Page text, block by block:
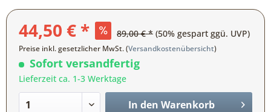
44,50 € * 89,00 € * (50% gespart ggü. UVP)
Preise inkl. gesetzlicher MwSt. (Versandkostenübersicht)
Sofort versandfertig
Lieferzeit ca. 1-3 Werktage
In den Warenkorb